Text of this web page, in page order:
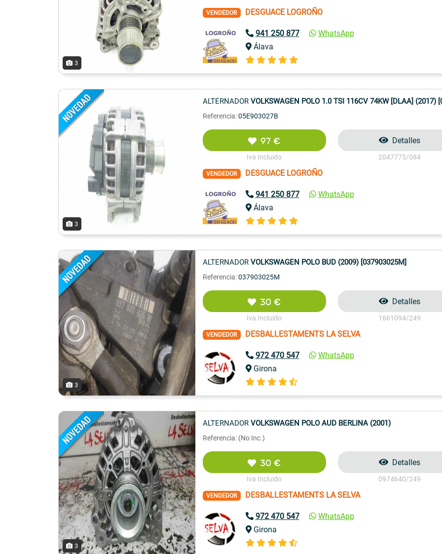
3
VENDEDOR DESGUACE LOGROÑO
941 250 877
WhatsApp
Álava
3
ALTERNADOR VOLKSWAGEN POLO 1.0 TSI 116CV 74KW [DLAA] (2017)
Referencia: 05E903027B
97 €
Iva Incluido
Detalles
2047775/084
VENDEDOR DESGUACE LOGROÑO
941 250 877
WhatsApp
Álava
3
ALTERNADOR VOLKSWAGEN POLO BUD (2009) [037903025M]
Referencia: 037903025M
30 €
Iva Incluido
Detalles
1661094/249
VENDEDOR DESBALLESTAMENTS LA SELVA
972 470 547
WhatsApp
Girona
3
ALTERNADOR VOLKSWAGEN POLO AUD BERLINA (2001)
Referencia: (No Inc.)
30 €
Iva Incluido
Detalles
0974640/249
VENDEDOR DESBALLESTAMENTS LA SELVA
972 470 547
WhatsApp
Girona